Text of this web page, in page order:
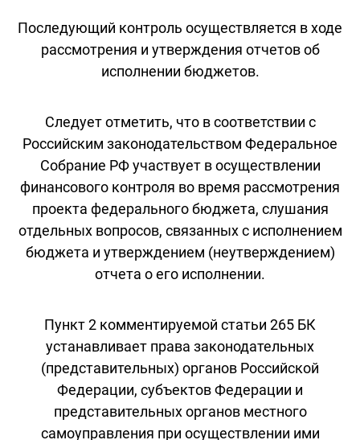
Последующий контроль осуществляется в ходе
рассмотрения и утверждения отчетов об
исполнении бюджетов.
Следует отметить, что в соответствии с
Российским законодательством Федеральное
Собрание РФ участвует в осуществлении
финансового контроля во время рассмотрения
проекта федерального бюджета, слушания
отдельных вопросов, связанных с исполнением
бюджета и утверждением (неутверждением)
отчета о его исполнении.
Пункт 2 комментируемой статьи 265 БК
устанавливает права законодательных
(представительных) органов Российской
Федерации, субъектов Федерации и
представительных органов местного
самоуправления при осуществлении ими